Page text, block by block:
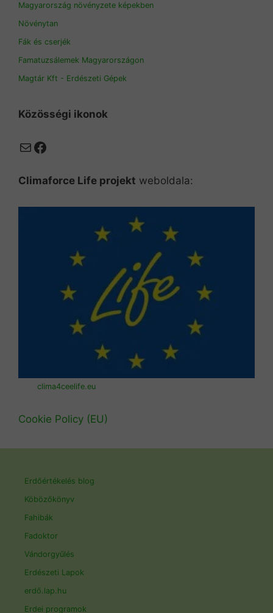
Magyarország növényzete képekben
Növénytan
Fák és cserjék
Famatuzsálemek Magyarországon
Magtár Kft - Erdészeti Gépek
Közösségi ikonok
MailFacebook
Climaforce Life projekt weboldala:
clima4ceelife.eu
Cookie Policy (EU)
Erdőértékelés blog
Köbözőkönyv
Fahibák
Fadoktor
Vándorgyűlés
Erdészeti Lapok
erdő.lap.hu
Erdei programok